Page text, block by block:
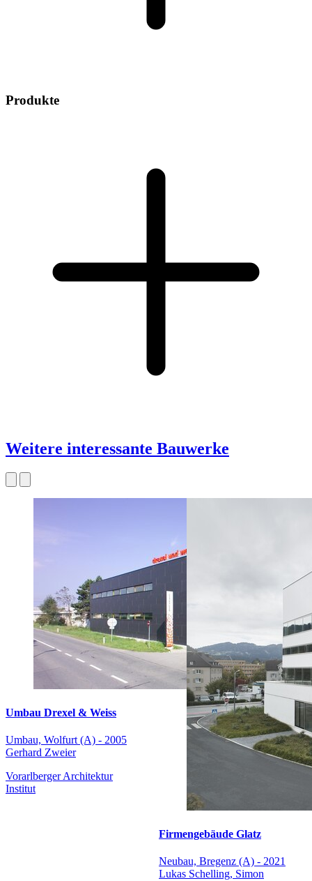
Produkte
Weitere interessante Bauwerke
Umbau Drexel & Weiss
Umbau, Wolfurt (A) - 2005
Gerhard Zweier
Vorarlberger Architektur
Institut
Firmengebäude Glatz
Neubau, Bregenz (A) - 2021
Lukas Schelling, Simon